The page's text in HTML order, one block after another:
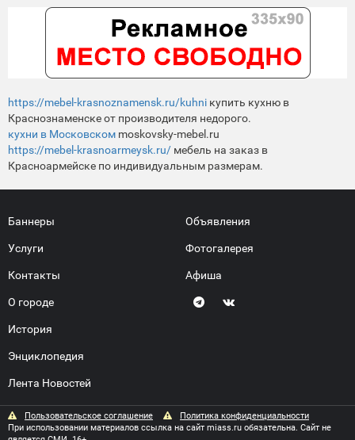
https://mebel-krasnoznamensk.ru/kuhni купить кухню в
Краснознаменске от производителя недорого.
кухни в Московском moskovsky-mebel.ru
https://mebel-krasnoarmeysk.ru/ мебель на заказ в
Красноармейске по индивидуальным размерам.
Баннеры
Услуги
Контакты
О городе
История
Энциклопедия
Лента Новостей
Объявления
Фотогалерея
Афиша
Пользовательское соглашение
Политика конфиденциальности
При использовании материалов ссылка на сайт miass.ru обязательна. Сайт не